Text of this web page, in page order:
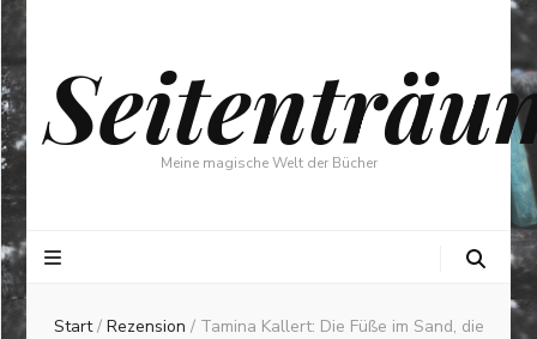
Meine magische Welt der Bücher
Start / Rezension / Tamina Kallert: Die Füße im Sand, die